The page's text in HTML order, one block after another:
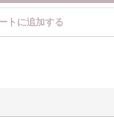
トに追加する